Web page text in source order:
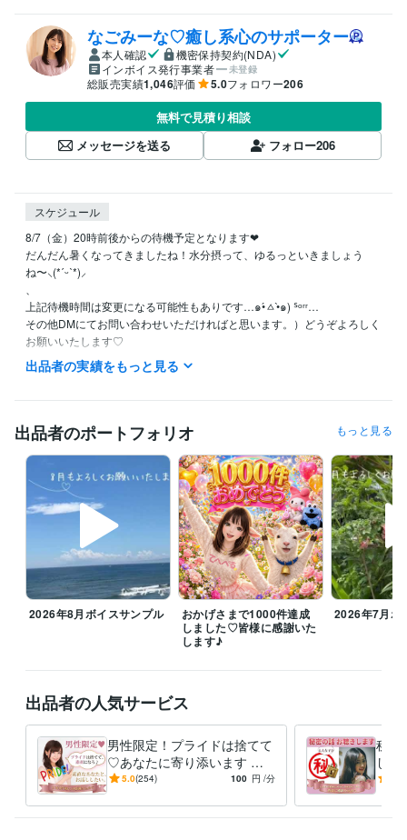
なごみーな♡癒し系心のサポーター
本人確認
機密保持契約(NDA)
インボイス発行事業者
未登録
総販売実績1,046評価 5.0フォロワー206
無料で見積り相談
メッセージを送る
フォロー206
スケジュール
8/7（金）20時前後からの待機予定となります❤︎
だんだん暑くなってきましたね！水分摂って、ゆるっといきましょう
ね〜⸜(*ˊᵕˋ*)⸝‬
上記待機時間は変更になる可能性もありです…๑•́ㅿ•̀๑) ᔆᵒʳʳ…
その他DMにてお問い合わせいただければと思います。）どうぞよろしく
お願いいたします♡
⭐️基本的には平日大体20時前後〜25時（前後する可能性あります）また
⭐️水曜は朝８時前後から断続的な待機予定となります
変更の場合もあるので→（DMでご確認くださきませ）
⭐️その他待機できるときはしております
ꕤ8月のご挨拶
毎日暑い日が続いていますね、体調崩されてないでしょうか？こう暑い
と何もする気になりませんよね。
お休みの日はゆっくりお家で過ごすのがよきかもです。誰かと話した
い、寂しい、愚痴言いたい時はお話ししにきてくださいね
今月も皆様が笑顔になるお手伝いをさせていただきたいと思っておりま
すのでどうぞよろしくお願いいたします(*ᴗ͈ˬᴗ͈)ꕤ*.ﾟ
雑談からお悩みまでぜひお電話お待ちしております！みなさまの心が和
み笑顔になりますように(⁎ᵕᴗᵕ⁎)
8月もよろしくお願いいたします( ⁎ᵕᴗᵕ⁎ )❤︎
経験職種
営業 / 営業事務・アシスタント 経験年数 : 10年
事務・ビジネスサポート / 事務（一般事務） 経験年数 : 10年
経験年数 : 2年
出品者の実績をもっと見る
出品者のポートフォリオ もっと見る
2026年8月ボイスサンプル
おかげさまで1000件達成
しました♡皆様に感謝いた
します♪
2026年7月ボ
出品者の人気サービス
男性限定！プライドは捨てて
♡あなたに寄り添います モ
ヤモヤ、ストレス発散して！
いね♪
5.0(254) 100 円 /分
秘密
し
わな